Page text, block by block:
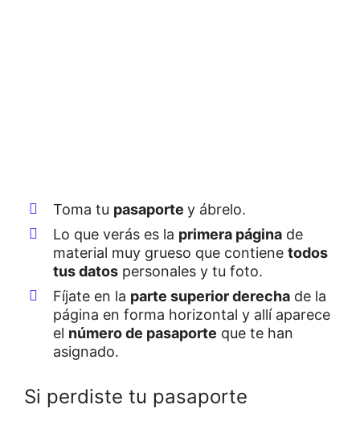
Toma tu pasaporte y ábrelo.
Lo que verás es la primera página de
material muy grueso que contiene todos
tus datos personales y tu foto.
Fíjate en la parte superior derecha de la
página en forma horizontal y allí aparece
el número de pasaporte que te han
asignado.
Si perdiste tu pasaporte